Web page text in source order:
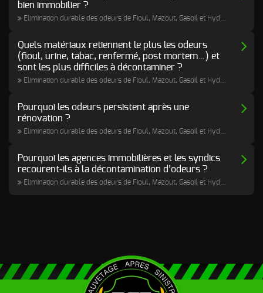
bien immobilier ?
Elimination durable des odeurs de Fioul, Mazout, Gasoil et Hydrocarbures
Quels matériaux retiennent le plus les odeurs
(fioul, urine, tabac, renfermé, post mortem…) et
sont les plus difficiles à décontaminer ?
Elimination durable des odeurs de Fioul, Mazout, Gasoil et Hydrocarbures
Pourquoi les odeurs persistent après une
rénovation ?
Elimination durable des odeurs de Fioul, Mazout, Gasoil et Hydrocarbures
Pourquoi les agences immobilières et les syndics
recourent-ils à la décontamination d’odeurs ?
Elimination durable des odeurs de Fioul, Mazout, Gasoil et Hydrocarbures